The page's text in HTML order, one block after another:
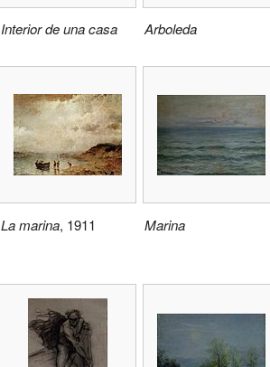
Interior de una casa Arboleda
La marina, 1911 Marina